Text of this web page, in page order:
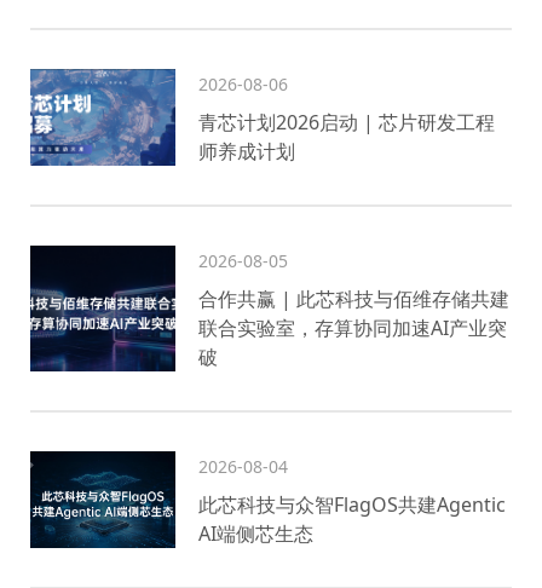
2026-08-06
青芯计划2026启动 | 芯片研发工程
师养成计划
2026-08-05
合作共赢 | 此芯科技与佰维存储共建
联合实验室，存算协同加速AI产业突
破
2026-08-04
此芯科技与众智FlagOS共建Agentic
AI端侧芯生态